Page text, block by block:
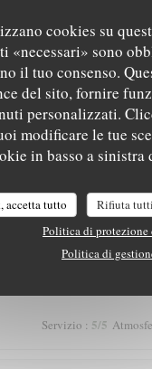
cookies su
«necessari» sono
il tuo consenso.
del sito, fornire
personalizzati.
modificare le tue
in basso a sinistra
accetta tutto Rifiuta
Politica di protezione
Politica di
plaisir des papilles merci
Servizio: 5/5
soirée
Servizio:5/5
Servizio : 5/5
LE NID -